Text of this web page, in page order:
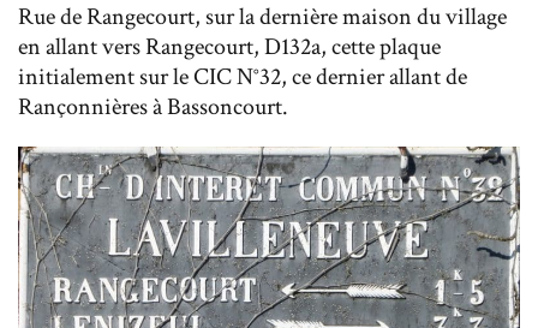
Rue de Rangecourt, sur la dernière maison du village
en allant vers Rangecourt, D132a, cette plaque
initialement sur le CIC N°32, ce dernier allant de
Rançonnières à Bassoncourt.